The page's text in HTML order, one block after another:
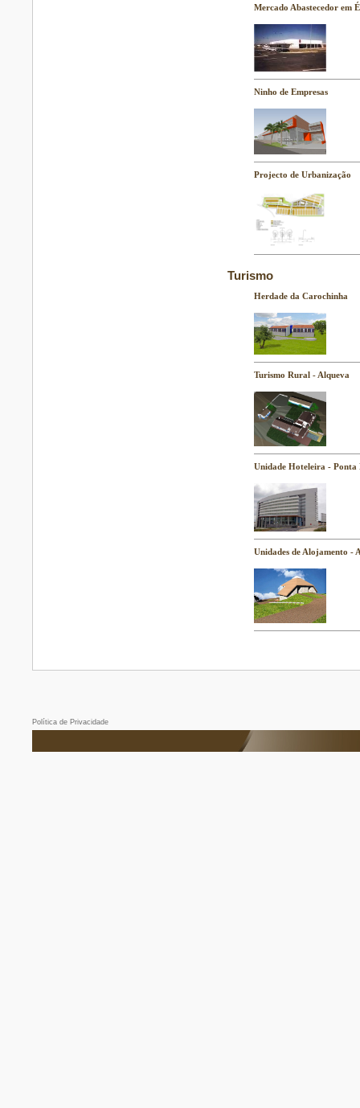
Mercado Abastecedor em
Ninho de Empresas
Projecto de Urbanização
Turismo
Herdade da Carochinha
Turismo Rural - Alqueva
Unidade Hoteleira - Ponta
Unidades de Alojamento -
Política de Privacidade